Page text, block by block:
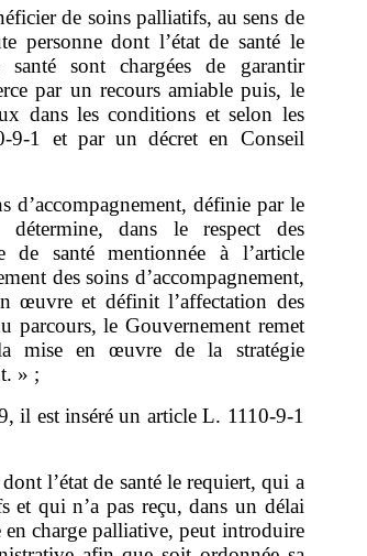
de soins palliatifs, au sens de
personne dont l’état de santé le
santé sont chargées de garantir
par un recours amiable puis, le
dans les conditions et selon les
et par un décret en Conseil
d’accompagnement, définie par le
détermine, dans le respect des
de santé mentionnée à l’article
des soins d’accompagnement,
œuvre et définit l’affectation des
parcours, le Gouvernement remet
mise en œuvre de la stratégie
» ;
il est inséré un article L. 1110‑9‑1
l’état de santé le requiert, qui a
et qui n’a pas reçu, dans un délai
charge palliative, peut introduire